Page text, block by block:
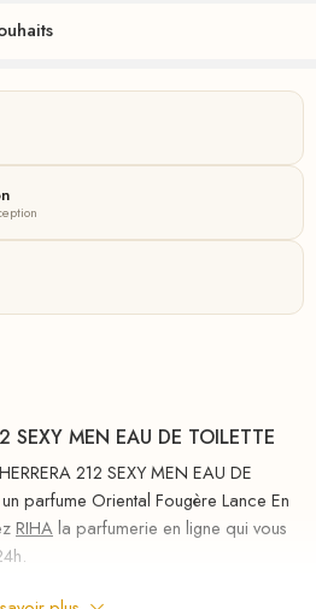
SEXY MEN EAU DE TOILETTE
212 SEXY MEN EAU DE
parfume Oriental Fougère Lance En
RIHAla parfumerie en ligne qui vous